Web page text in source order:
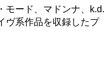
モード、マドンナ、k.d.
ヴ系作品を収録したプ